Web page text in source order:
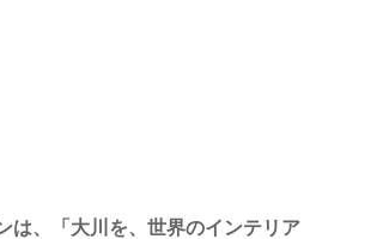
は、「大川を、世界のインテリア